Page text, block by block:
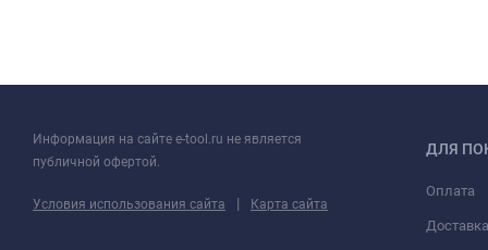
Информация на сайте e-tool.ru не является
публичной офертой.
Условия использования сайта | Карта сайта
ДЛЯ
Оплата
Доставка